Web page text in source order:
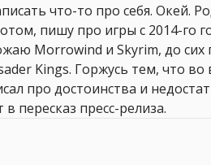
что-то про себя. Окей.
пишу про игры с 2014-го
Morrowind и Skyrim, до
Kings. Горжусь тем, что во
про достоинства и
пересказ пресс-релиза.